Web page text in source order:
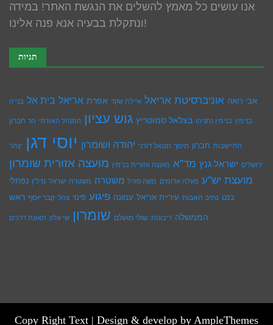
אנו עושים כל מאמץ להשלים את הנגשת האתר! במידה
ונתקלת בבעיה אנא פנה אלינו!
תגיות
אבי רואה אוניברסיטת אריאל איילת שקד אפרת אריאל בית אל בנייה
בנימין בנימין נתניהו בצלאל סמוטריץ גוש עציון המנהל האזרחי הר חברון
התיישבות חברון חינוך חננאל דורני יהודה ושומרון יוסי דגן יצהר
ירושלים ישראל גנץ מד"א מועצה אזורית בנימין מועצה אזורית שומרון
מועצת יש''ע מעלה אדומים משה סוויל משטרה משטרת ישראל נדל''ן נפתלי
בנט נתיב האבות עיריית אריאל עמונה פיגוע פינוי צהל קבר יוסף ראש
הממשלה ריבונות שולי מועלם שומרון שי אלון תאונת דרכים
Copy Right Text | Design & develop by AmpleThemes